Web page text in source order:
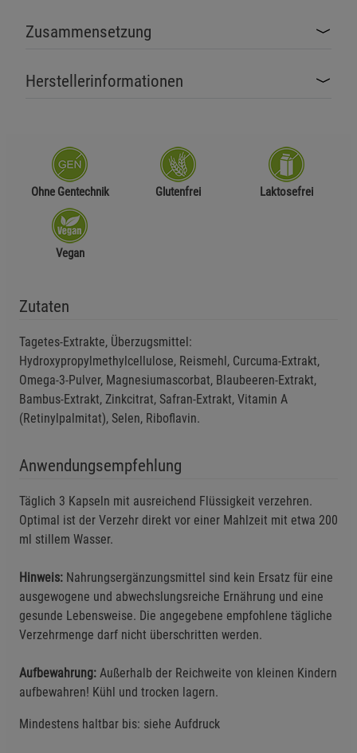
Zusammensetzung
Herstellerinformationen
Ohne Gentechnik Glutenfrei Laktosefrei
Vegan
Zutaten
Tagetes-Extrakte, Überzugsmittel:
Hydroxypropylmethylcellulose, Reismehl, Curcuma-Extrakt,
Omega-3-Pulver, Magnesiumascorbat, Blaubeeren-Extrakt,
Bambus-Extrakt, Zinkcitrat, Safran-Extrakt, Vitamin A
(Retinylpalmitat), Selen, Riboflavin.
Anwendungsempfehlung
Täglich 3 Kapseln mit ausreichend Flüssigkeit verzehren.
Optimal ist der Verzehr direkt vor einer Mahlzeit mit etwa 200
ml stillem Wasser.
Hinweis: Nahrungsergänzungsmittel sind kein Ersatz für eine
ausgewogene und abwechslungsreiche Ernährung und eine
gesunde Lebensweise. Die angegebene empfohlene tägliche
Verzehrmenge darf nicht überschritten werden.
Aufbewahrung: Außerhalb der Reichweite von kleinen Kindern
aufbewahren! Kühl und trocken lagern.
Mindestens haltbar bis: siehe Aufdruck